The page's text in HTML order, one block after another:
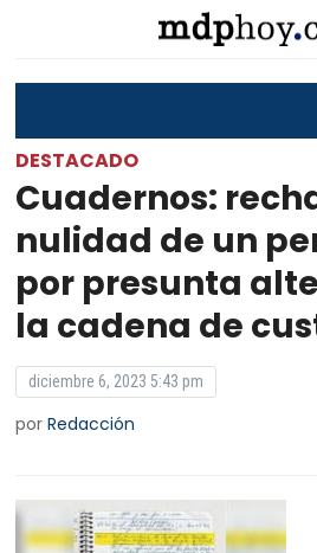
DESTACADO
Cuadernos:
nulidad de un
por presunta
la cadena de
diciembre 6, 2023 5:43 pm
porRedacción